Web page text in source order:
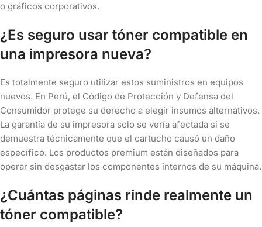
o gráficos corporativos.
¿Es seguro usar tóner compatible en
una impresora nueva?
Es totalmente seguro utilizar estos suministros en equipos
nuevos. En Perú, el Código de Protección y Defensa del
Consumidor protege su derecho a elegir insumos alternativos.
La garantía de su impresora solo se vería afectada si se
demuestra técnicamente que el cartucho causó un daño
específico. Los productos premium están diseñados para
operar sin desgastar los componentes internos de su máquina.
¿Cuántas páginas rinde realmente un
tóner compatible?